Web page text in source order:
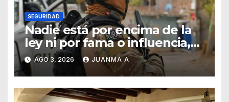
SEGURIDAD
Nadie está por encima de la
ley ni por fama o influencia,
afirmó titular de SSCG
AGO 3, 2026 JUANMA A